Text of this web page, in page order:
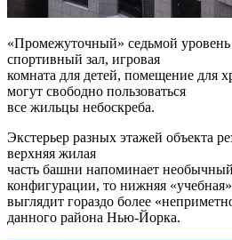
«Промежуточный» седьмой
спортивный зал, игровая
комната для детей, помещение для
могут свободно пользоваться
все жильцы небоскреба.
Экстерьер разных этажей объекта
верхняя жилая
часть башни напоминает
конфигурации, то нижняя «учебная»
выглядит гораздо более
данного района Нью-Йорка.